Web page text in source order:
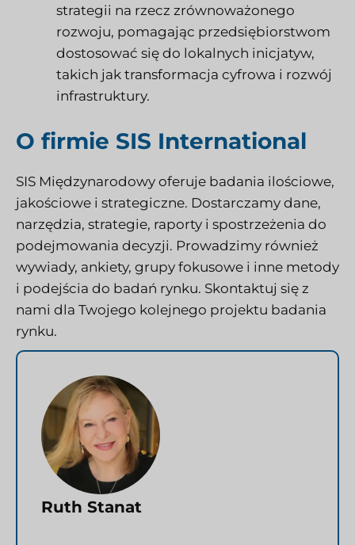
strategii na rzecz zrównoważonego
rozwoju, pomagając przedsiębiorstwom
dostosować się do lokalnych inicjatyw,
takich jak transformacja cyfrowa i rozwój
infrastruktury.
O firmie SIS International
SIS Międzynarodowy oferuje badania ilościowe,
jakościowe i strategiczne. Dostarczamy dane,
narzędzia, strategie, raporty i spostrzeżenia do
podejmowania decyzji. Prowadzimy również
wywiady, ankiety, grupy fokusowe i inne metody
i podejścia do badań rynku. Skontaktuj się z
nami dla Twojego kolejnego projektu badania
rynku.
Ruth Stanat